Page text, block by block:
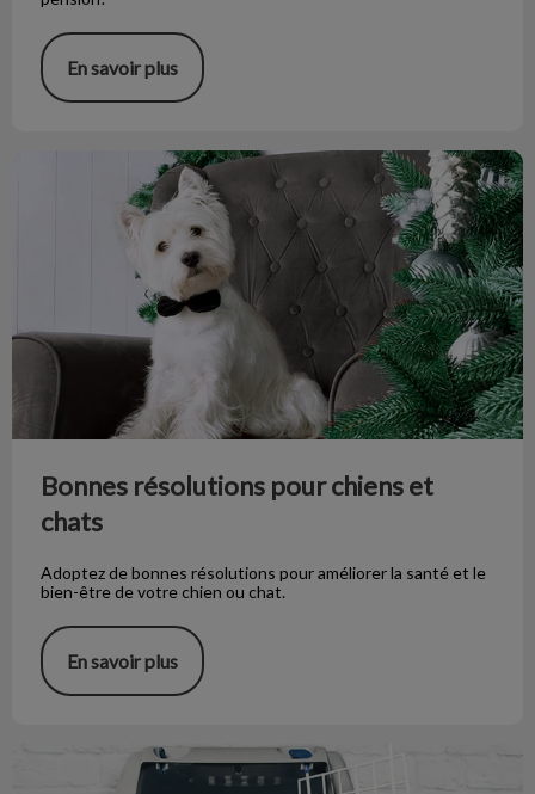
En savoir plus
Bonnes résolutions pour chiens et chats
Bonnes résolutions pour chiens et
chats
Adoptez de bonnes résolutions pour améliorer la santé et le
bien-être de votre chien ou chat.
En savoir plus
Réduire le stress durant les transports